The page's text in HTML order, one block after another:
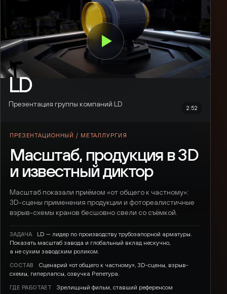
LD
Презентация группы компаний LD 2:52
ПРЕЗЕНТАЦИОННЫЙ / МЕТАЛЛУРГИЯ
Масштаб, продукция в 3D
и известный диктор
Масштаб показали приёмом «от общего к частному»:
3D-сцены применения продукции и фотореалистичные
взрыв-схемы кранов бесшовно свели со съёмкой.
ЗАДАЧА
LD — лидер по производству трубозапорной арматуры.
Показать масштаб завода и глобальный вклад нескучно,
а не сухим заводским роликом.
СОСТАВ
Сценарий «от общего к частному», 3D-сцены, взрыв-
схемы, гиперлапсы, озвучка Репетура.
ГДЕ РАБОТАЕТ
Зрелищный фильм, ставший референсом